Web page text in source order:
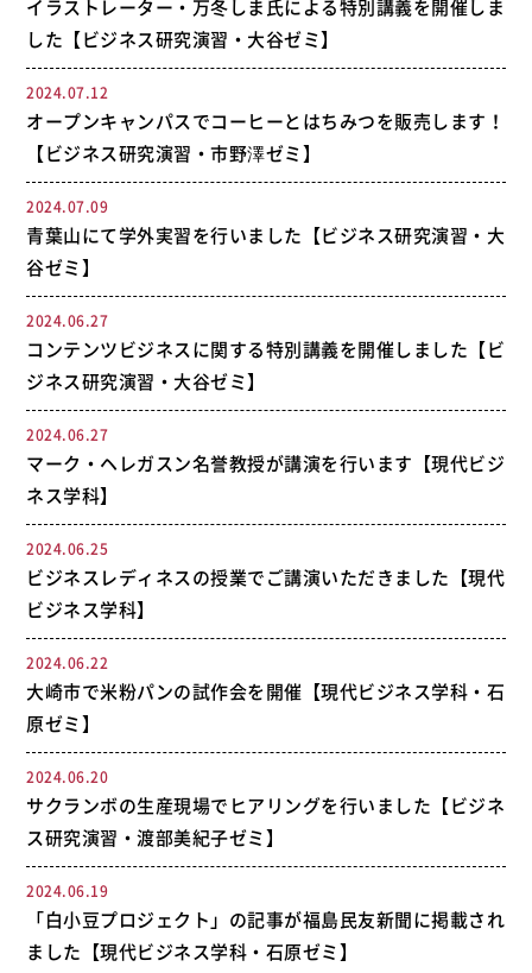
イラストレーター・万冬しま氏による特別講義を開催しま
した【ビジネス研究演習・大谷ゼミ】
2024.07.12
オープンキャンパスでコーヒーとはちみつを販売します！
【ビジネス研究演習・市野澤ゼミ】
2024.07.09
青葉山にて学外実習を行いました【ビジネス研究演習・大
谷ゼミ】
2024.06.27
コンテンツビジネスに関する特別講義を開催しました【ビ
ジネス研究演習・大谷ゼミ】
2024.06.27
マーク・ヘレガスン名誉教授が講演を行います【現代ビジ
ネス学科】
2024.06.25
ビジネスレディネスの授業でご講演いただきました【現代
ビジネス学科】
2024.06.22
大崎市で米粉パンの試作会を開催【現代ビジネス学科・石
原ゼミ】
2024.06.20
サクランボの生産現場でヒアリングを行いました【ビジネ
ス研究演習・渡部美紀子ゼミ】
2024.06.19
「白小豆プロジェクト」の記事が福島民友新聞に掲載され
ました【現代ビジネス学科・石原ゼミ】